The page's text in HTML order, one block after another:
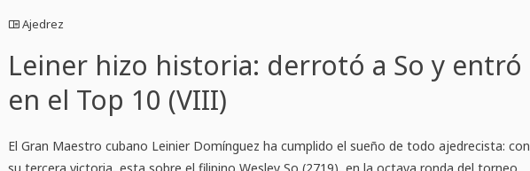
Ajedrez
Leiner hizo historia: derrotó a So y entró
en el Top 10 (VIII)
El Gran Maestro cubano Leinier Domínguez ha cumplido el sueño de todo ajedrecista: con
su tercera victoria, esta sobre el filipino Wesley So (2719), en la octava ronda del torneo